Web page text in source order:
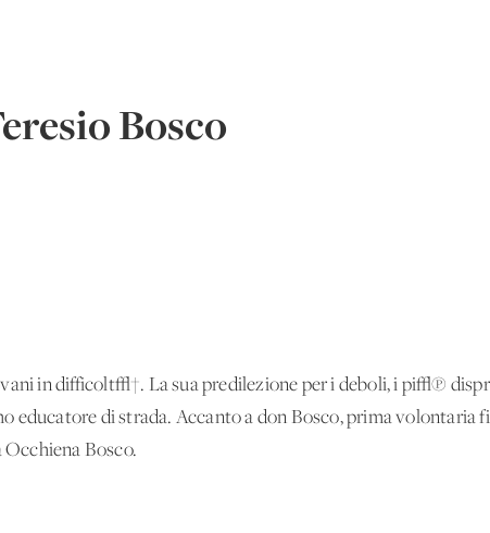
Bosco
in difficolt√†. La sua predilezione per i deboli, i pi√π
educatore di strada. Accanto a don Bosco, prima volontaria
Bosco.